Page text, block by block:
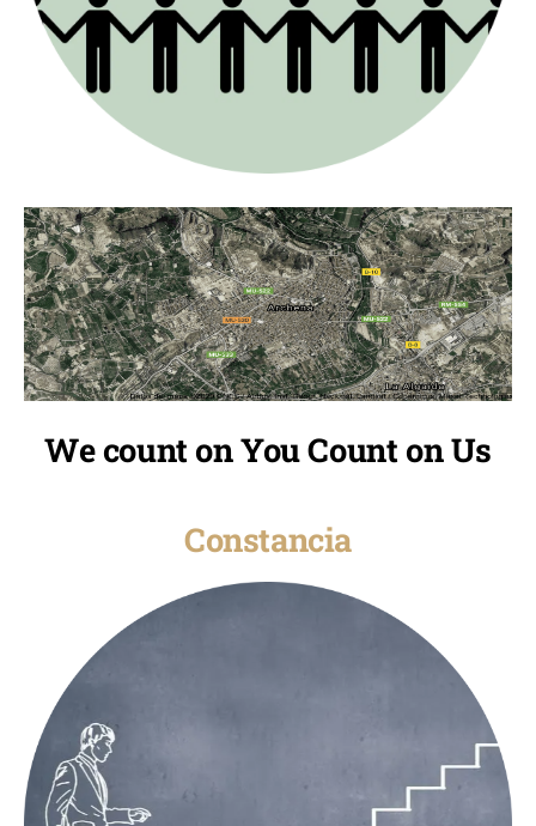
We count on You Count on Us
Constancia